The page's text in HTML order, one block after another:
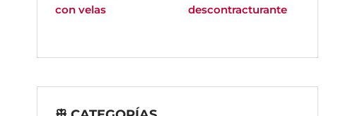
con velas
descontracturante